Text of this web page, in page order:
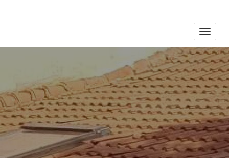
Toggle